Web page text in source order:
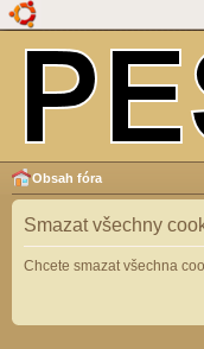
Obsah fóra
Smazat všechny
Chcete smazat všechna